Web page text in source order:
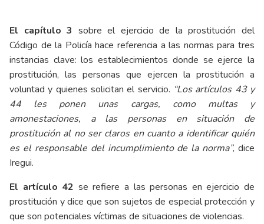
El capítulo 3 sobre el ejercicio de la prostitución del
Código de la Policía hace referencia a las normas para tres
instancias clave: los establecimientos donde se ejerce la
prostitución, las personas que ejercen la prostitución a
voluntad y quienes solicitan el servicio. “Los artículos 43 y
44 les ponen unas cargas, como multas y
amonestaciones, a las personas en situación de
prostitución al no ser claros en cuanto a identificar quién
es el responsable del incumplimiento de la norma”, dice
Iregui.
El artículo 42 se refiere a las personas en ejercicio de
prostitución y dice que son sujetos de especial protección y
que son potenciales víctimas de situaciones de violencias.